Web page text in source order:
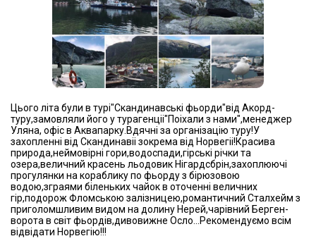
Цього літа були в турі"Скандинавські фьорди"від Акорд-
туру,замовляли його у турагенціі"Поіхали з нами",менеджер
Уляна, офіс в Аквапарку.Вдячні за організацію туру!У
захопленні від Скандинавіі зокрема від Норвегіі!Красива
природа,неймовірні гори,водоспади,гірські річки та
озера,величний красень льодовик Нігардсбрін,захоплюючі
прогулянки на кораблику по фьорду з бірюзовою
водою,зграями біленьких чайок в оточенні величних
гір,подорож Фломською залізницею,романтичний Сталхейм з
приголомшливим видом на долину Нерей,чарівний Берген-
ворота в світ фьордів,дивовижне Осло...Рекомендуємо всім
відвідати Норвегію!!!